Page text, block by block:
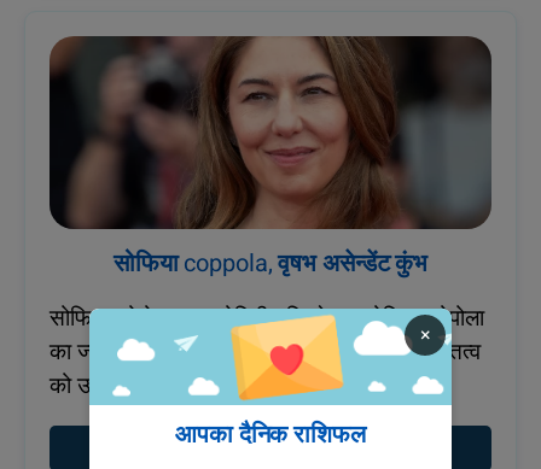
सोफिया coppola, वृषभ असेन्डेंट कुंभ
सोफिया कोपोला का ज्योतिषीय विश्लेषण: सोफिया कोपोला
का ज्योतिषीय विश्लेषण उनकी कलात्मकता और व्यक्तित्व
को उजागर करता है।
का ज्योतिष प्रोफाइल देखें सोफिया COPPOLA
×
आपका दैनिक राशिफल